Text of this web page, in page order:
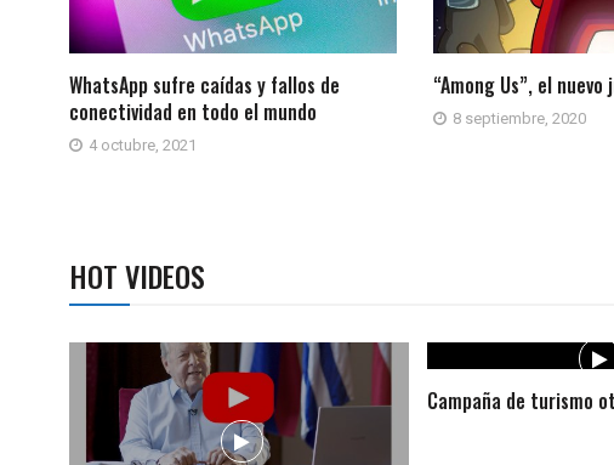
WhatsApp sufre caídas y fallos de
conectividad en todo el mundo
4 octubre, 2021
“Among Us”, el
8 septiembre, 2020
HOT VIDEOS
Campaña de turismo